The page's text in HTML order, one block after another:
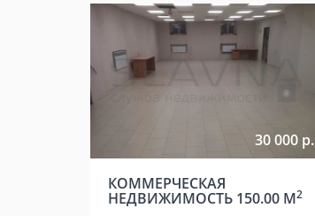
30 000 р.
КОММЕРЧЕСКАЯ
НЕДВИЖИМОСТЬ 150.00 М2